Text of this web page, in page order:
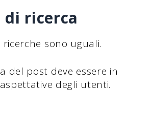
ricerca
sono uguali.
del post deve essere in
degli utenti.